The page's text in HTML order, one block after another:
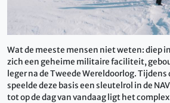
Wat de meeste mensen niet weten: diep
zich een geheime militaire faciliteit,
leger na de Tweede Wereldoorlog. Tijdens
speelde deze basis een sleutelrol in de
tot op de dag van vandaag ligt het